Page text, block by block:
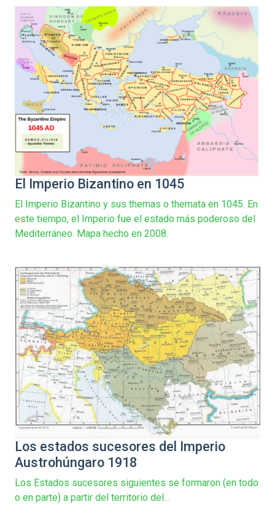
El Imperio Bizantino en 1045
El Imperio Bizantino y sus themas o themata en 1045. En
este tiempo, el Imperio fue el estado más poderoso del
Mediterráneo. Mapa hecho en 2008.
Los estados sucesores del Imperio
Austrohúngaro 1918
Los Estados sucesores siguientes se formaron (en todo
o en parte) a partir del territorio del...